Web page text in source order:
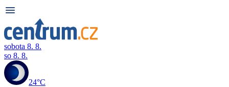
sobota 8. 8.
so 8. 8.
24°C